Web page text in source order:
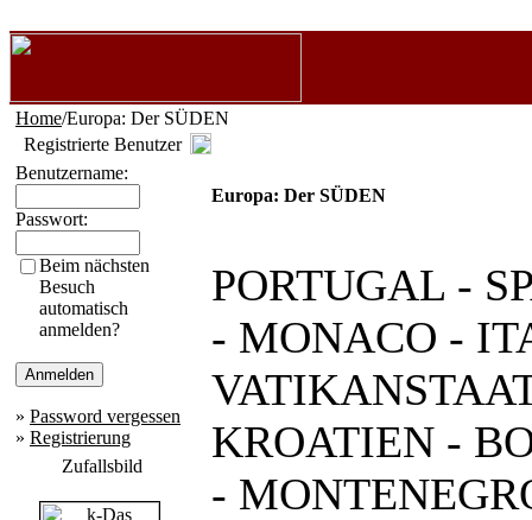
Home/Europa: Der SÜDEN
Registrierte Benutzer
Benutzername:
Passwort:
Beim nächsten
Besuch
automatisch
anmelden?
» Password vergessen
» Registrierung
Zufallsbild
Europa: Der SÜDEN
PORTUGAL -
- MONACO -
KROATIEN -
-